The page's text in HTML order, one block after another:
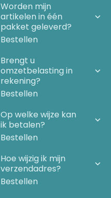
Worden mijn
artikelen in één
pakket geleverd?
Bestellen
Brengt u
omzetbelasting in
rekening?
Bestellen
Op welke wijze kan
ik betalen?
Bestellen
Hoe wijzig ik mijn
verzendadres?
Bestellen